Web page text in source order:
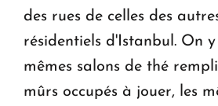
des rues de celles des
résidentiels d'Istanbul. On
mêmes salons de thé
mûrs occupés à jouer, les